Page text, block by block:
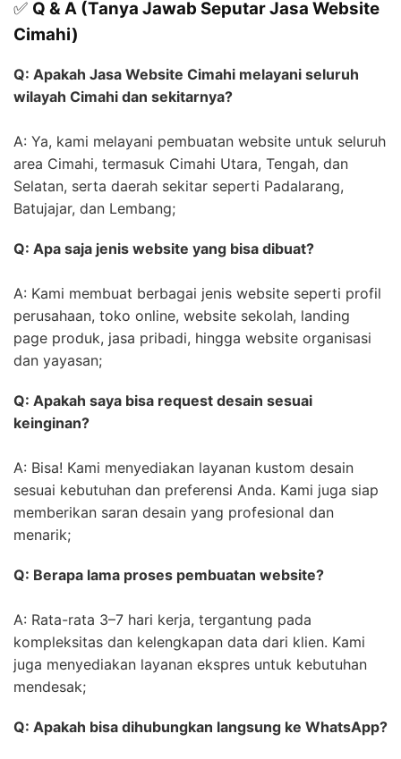
✅ Q & A (Tanya Jawab Seputar Jasa Website
Cimahi)
Q: Apakah Jasa Website Cimahi melayani seluruh
wilayah Cimahi dan sekitarnya?
A: Ya, kami melayani pembuatan website untuk seluruh
area Cimahi, termasuk Cimahi Utara, Tengah, dan
Selatan, serta daerah sekitar seperti Padalarang,
Batujajar, dan Lembang;
Q: Apa saja jenis website yang bisa dibuat?
A: Kami membuat berbagai jenis website seperti profil
perusahaan, toko online, website sekolah, landing
page produk, jasa pribadi, hingga website organisasi
dan yayasan;
Q: Apakah saya bisa request desain sesuai
keinginan?
A: Bisa! Kami menyediakan layanan kustom desain
sesuai kebutuhan dan preferensi Anda. Kami juga siap
memberikan saran desain yang profesional dan
menarik;
Q: Berapa lama proses pembuatan website?
A: Rata-rata 3–7 hari kerja, tergantung pada
kompleksitas dan kelengkapan data dari klien. Kami
juga menyediakan layanan ekspres untuk kebutuhan
mendesak;
Q: Apakah bisa dihubungkan langsung ke WhatsApp?